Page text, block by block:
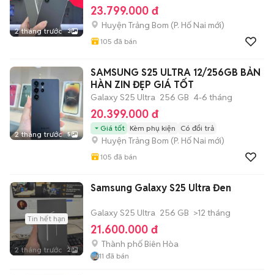
2 tháng trước 3
23.799.000 đ
Huyện Trảng Bom (P. Hố Nai mới)
105 đã bán
2 tháng trước 5
SAMSUNG S25 ULTRA 12/256GB BẢN
HÀN ZIN ĐẸP GIÁ TỐT
Galaxy S25 Ultra 256 GB 4-6 tháng
20.399.000 đ
Giá tốt Kèm phụ kiện Có đổi trả
Huyện Trảng Bom (P. Hố Nai mới)
105 đã bán
Tin hết hạn
2 tháng trước 2
Samsung Galaxy S25 Ultra Đen
Galaxy S25 Ultra 256 GB >12 tháng
21.600.000 đ
Thành phố Biên Hòa
11 đã bán